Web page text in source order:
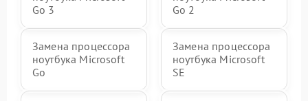
Go 3
Go 2
Замена процессора
ноутбука Microsoft
Go
Замена процессора
ноутбука Microsoft
SE